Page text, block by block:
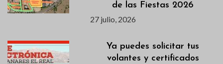
de las Fiestas 2026
27 julio, 2026
Ya puedes solicitar tus
volantes y certificados